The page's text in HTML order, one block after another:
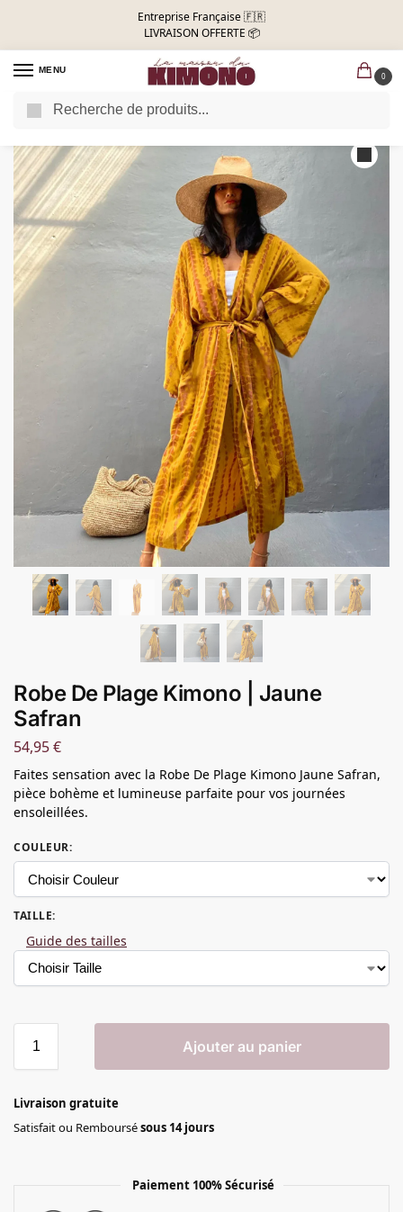
Entreprise Française 🇫🇷
LIVRAISON OFFERTE 📦
MENU
0
/ Kimono Long Femme / Robe De Plage Kimono | Jaune Safran
Robe De Plage Kimono | Jaune
Safran
54,95€
Faites sensation avec la Robe De Plage Kimono Jaune Safran,
pièce bohème et lumineuse parfaite pour vos journées
ensoleillées.
COULEUR:
TAILLE:
Guide des tailles
Ajouter au panier
Livraison gratuite
Satisfait ou Remboursésous 14 jours
Paiement 100% Sécurisé